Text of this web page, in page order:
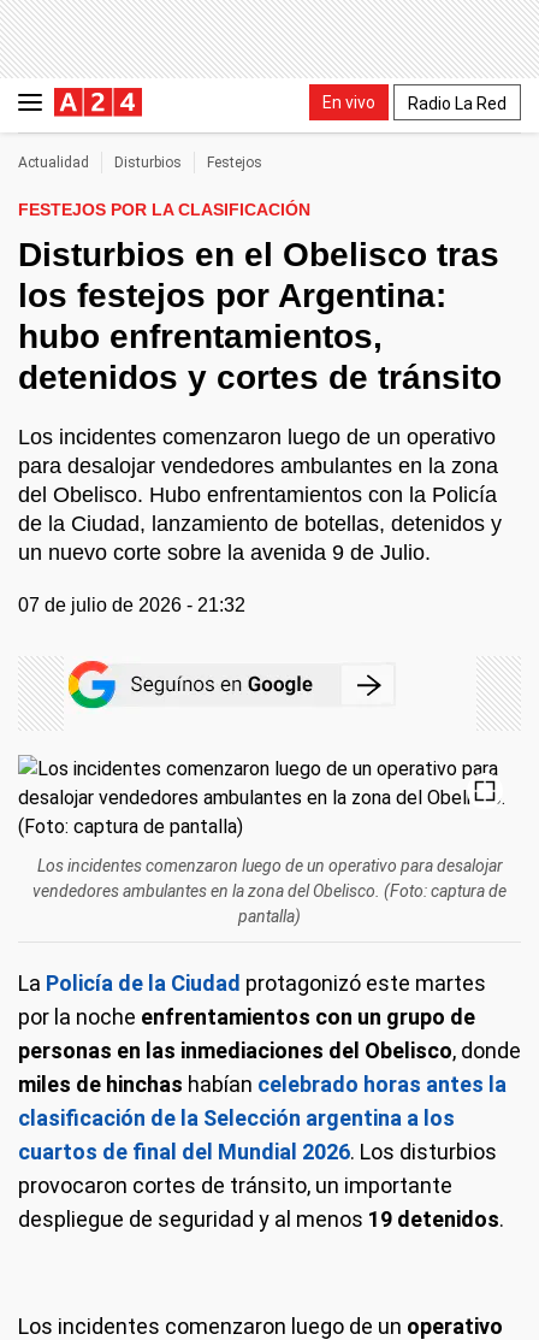
En vivo Radio La Red
Actualidad Disturbios Festejos
FESTEJOS POR LA CLASIFICACIÓN
Disturbios en el Obelisco tras
los festejos por Argentina:
hubo enfrentamientos,
detenidos y cortes de tránsito
Los incidentes comenzaron luego de un operativo
para desalojar vendedores ambulantes en la zona
del Obelisco. Hubo enfrentamientos con la Policía
de la Ciudad, lanzamiento de botellas, detenidos y
un nuevo corte sobre la avenida 9 de Julio.
07 de julio de 2026 - 21:32
Los incidentes comenzaron luego de un operativo para desalojar
vendedores ambulantes en la zona del Obelisco. (Foto: captura de
pantalla)
La Policía de la Ciudad protagonizó este martes
por la noche enfrentamientos con un grupo de
personas en las inmediaciones del Obelisco, donde
miles de hinchas habían celebrado horas antes la
clasificación de la Selección argentina a los
cuartos de final del Mundial 2026. Los disturbios
provocaron cortes de tránsito, un importante
despliegue de seguridad y al menos 19 detenidos.
Los incidentes comenzaron luego de un operativo